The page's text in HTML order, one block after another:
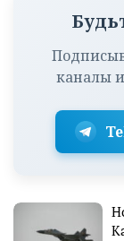
каналы